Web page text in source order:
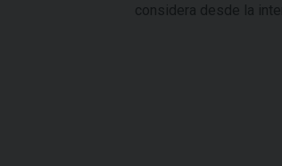
considera desde la